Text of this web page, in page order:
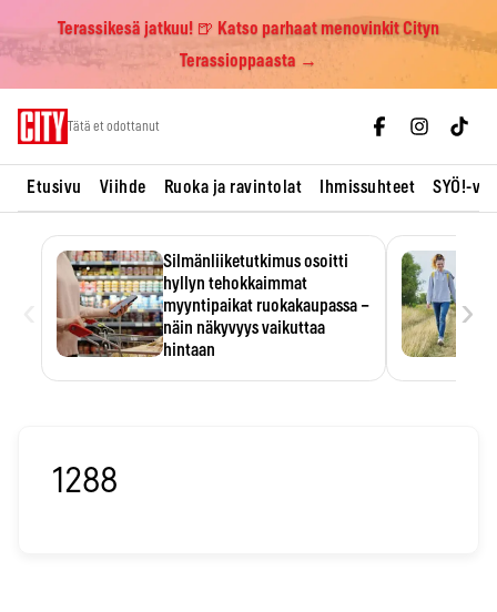
Terassikesä jatkuu! 🍺 Katso parhaat menovinkit Cityn
Terassioppaasta →
Tätä et odottanut
Etusivu Viihde Ruoka ja ravintolat Ihmissuhteet SYÖ!-
Silmänliiketutkimus osoitti
hyllyn tehokkaimmat
myyntipaikat ruokakaupassa –
näin näkyvyys vaikuttaa
hintaan
›
1288